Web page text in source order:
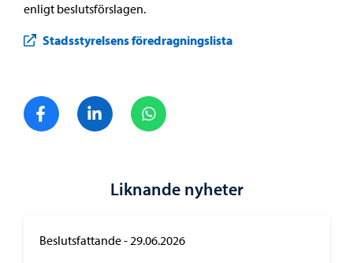
enligt beslutsförslagen.
Stadsstyrelsens föredragningslista
Dela på FacebookDela på LinkedIn
Liknande nyheter
Beslutsfattande-29.06.2026